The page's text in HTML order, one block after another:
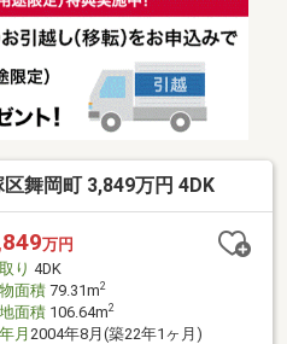
込むことが可能なサービス、そ
テレビ「カンニング竹山のイチ
舞岡町 3,849万円 4DK
万円
り 4DK
面積79.31m2
面積106.64m2
月 2004年8月(築22年1ヶ月)